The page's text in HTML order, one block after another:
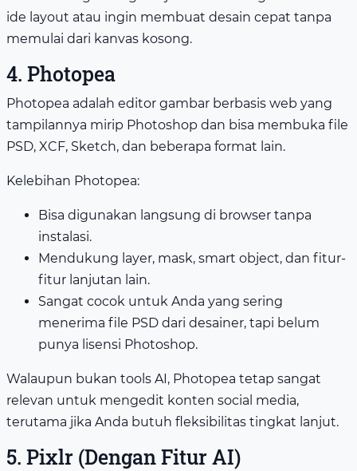
ide layout atau ingin membuat desain cepat tanpa
memulai dari kanvas kosong.
4. Photopea
Photopea adalah editor gambar berbasis web yang
tampilannya mirip Photoshop dan bisa membuka file
PSD, XCF, Sketch, dan beberapa format lain.
Kelebihan Photopea:
Bisa digunakan langsung di browser tanpa
instalasi.
Mendukung layer, mask, smart object, dan fitur-
fitur lanjutan lain.
Sangat cocok untuk Anda yang sering
menerima file PSD dari desainer, tapi belum
punya lisensi Photoshop.
Walaupun bukan tools AI, Photopea tetap sangat
relevan untuk mengedit konten social media,
terutama jika Anda butuh fleksibilitas tingkat lanjut.
5. Pixlr (Dengan Fitur AI)